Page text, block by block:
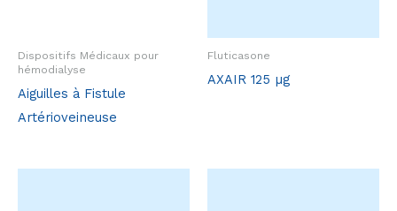
Dispositifs Médicaux pour
hémodialyse
Aiguilles à Fistule
Artérioveineuse
Fluticasone
AXAIR 125 µg